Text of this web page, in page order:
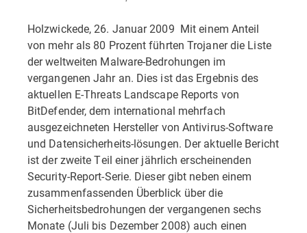
Holzwickede, 26. Januar 2009  Mit einem Anteil
von mehr als 80 Prozent führten Trojaner die Liste
der weltweiten Malware-Bedrohungen im
vergangenen Jahr an. Dies ist das Ergebnis des
aktuellen E-Threats Landscape Reports von
BitDefender, dem international mehrfach
ausgezeichneten Hersteller von Antivirus-Software
und Datensicherheits-lösungen. Der aktuelle Bericht
ist der zweite Teil einer jährlich erscheinenden
Security-Report-Serie. Dieser gibt neben einem
zusammenfassenden Überblick über die
Sicherheitsbedrohungen der vergangenen sechs
Monate (Juli bis Dezember 2008) auch einen